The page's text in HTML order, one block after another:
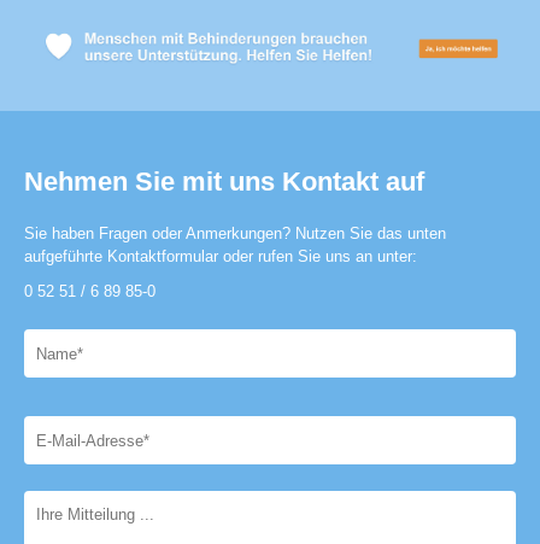
Nehmen Sie mit uns Kontakt auf
Sie haben Fragen oder Anmerkungen? Nutzen Sie das unten
aufgeführte Kontaktformular oder rufen Sie uns an unter:
0 52 51 / 6 89 85-0